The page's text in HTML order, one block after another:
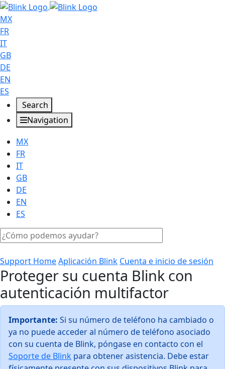
MX
FR
IT
GB
DE
EN
ES
Search
Navigation
MX
FR
IT
GB
DE
EN
ES
Support HomeAplicación Blink Cuenta e inicio de sesión
Proteger su cuenta Blink con
autenticación multifactor
Importante: Si su número de teléfono ha cambiado o
ya no puede acceder al número de teléfono asociado
con su cuenta de Blink, póngase en contacto con el
Soporte de Blink para obtener asistencia. Debe estar